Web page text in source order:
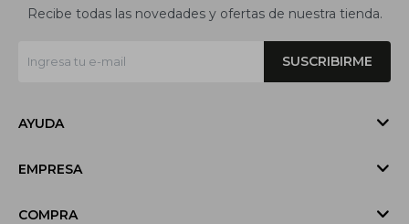
Recibe todas las novedades y ofertas de nuestra tienda.
SUSCRIBIRME
AYUDA
EMPRESA
COMPRA